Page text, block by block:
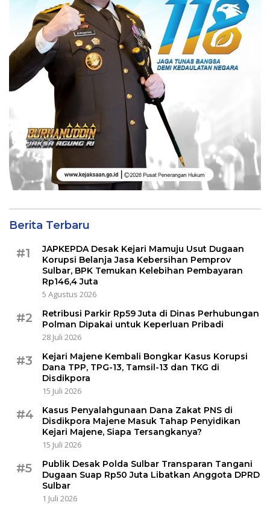
Berita Terbaru
#1
JAPKEPDA Desak Kejari Mamuju Usut Dugaan
Korupsi Belanja Jasa Kebersihan Pemprov
Sulbar, BPK Temukan Kelebihan Pembayaran
Rp146,4 Juta
5 Agustus 2026
#2
Retribusi Parkir Rp59 Juta di Dinas Perhubungan
Polman Dipakai untuk Keperluan Pribadi
28 Juli 2026
#3
Kejari Majene Kembali Bongkar Kasus Korupsi
Dana TPP, TPG-13, Tamsil-13 dan TKG di
Disdikpora
15 Juli 2026
#4
Kasus Penyalahgunaan Dana Zakat PNS di
Disdikpora Majene Masuk Tahap Penyidikan
Kejari Majene, Siapa Tersangkanya?
15 Juli 2026
#5
Publik Desak Polda Sulbar Transparan Tangani
Dugaan Suap Rp50 Juta Libatkan Anggota DPRD
Sulbar
1 Juli 2026